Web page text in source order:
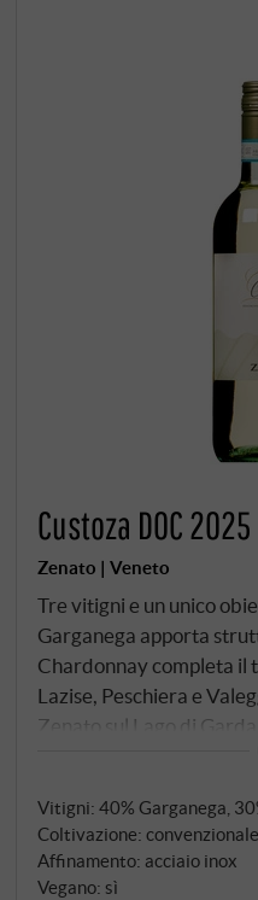
Custoza DOC 2025
Zenato | Veneto
Tre vitigni e un unico
Garganega apporta
Chardonnay completa il
Lazise, Peschiera e
Zenato sul Lago di
con riflessi verdi. Aromi
un'acidità contenuta e
vino bianco per la
aperitivo – leggero e di
Vitigni: 40% Garganega,
Coltivazione: convenzionale
Affinamento: acciaio inox
Vegano: sì